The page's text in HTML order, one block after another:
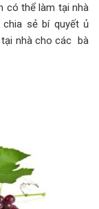
có thể làm tại nhà
sẻ bí quyết ủ
nhà cho các bà